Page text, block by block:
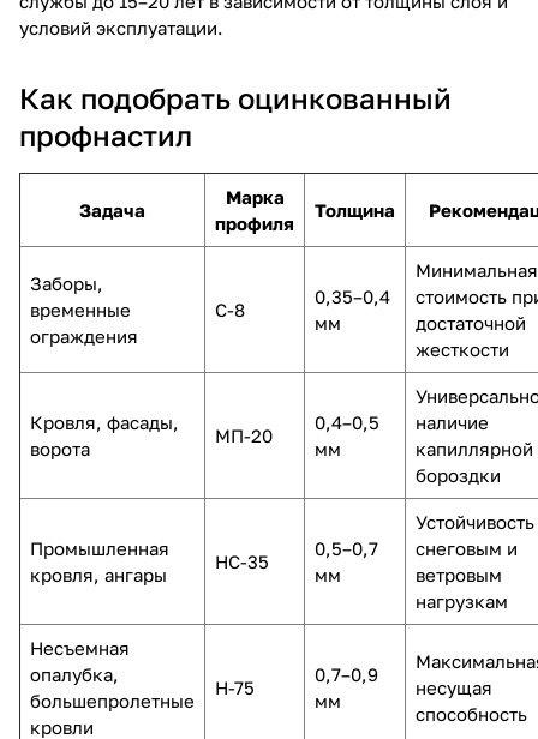
условий эксплуатации.
Как подобрать оцинкованный
профнастил
Задача
Марка
профиля
Толщина
Заборы,
временные
ограждения
С-8
0,35–0,4
мм
Минимальная
стоимость
достаточной
жесткости
Кровля, фасады,
ворота
МП-20
0,4–0,5
мм
наличие
капиллярной
бороздки
Промышленная
кровля, ангары
НС-35
0,5–0,7
мм
снеговым и
ветровым
нагрузкам
Несъемная
опалубка,
большепролетные
кровли
Н-75
0,7–0,9
мм
несущая
способность